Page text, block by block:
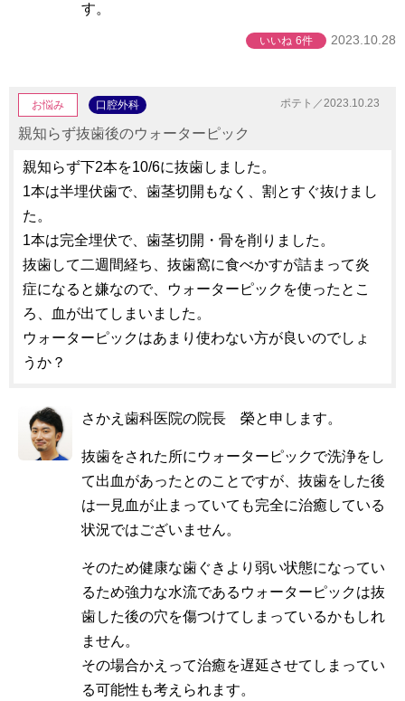
す。
いいね 6件 2023.10.28
ポテト／2023.10.23
お悩み 口腔外科
親知らず抜歯後のウォーターピック
親知らず下2本を10/6に抜歯しました。
1本は半埋伏歯で、歯茎切開もなく、割とすぐ抜けまし
た。
1本は完全埋伏で、歯茎切開・骨を削りました。
抜歯して二週間経ち、抜歯窩に食べかすが詰まって炎
症になると嫌なので、ウォーターピックを使ったとこ
ろ、血が出てしまいました。
ウォーターピックはあまり使わない方が良いのでしょ
うか？
さかえ歯科医院の院長 榮と申します。
抜歯をされた所にウォーターピックで洗浄をし
て出血があったとのことですが、抜歯をした後
は一見血が止まっていても完全に治癒している
状況ではございません。
そのため健康な歯ぐきより弱い状態になってい
るため強力な水流であるウォーターピックは抜
歯した後の穴を傷つけてしまっているかもしれ
ません。
その場合かえって治癒を遅延させてしまってい
る可能性も考えられます。